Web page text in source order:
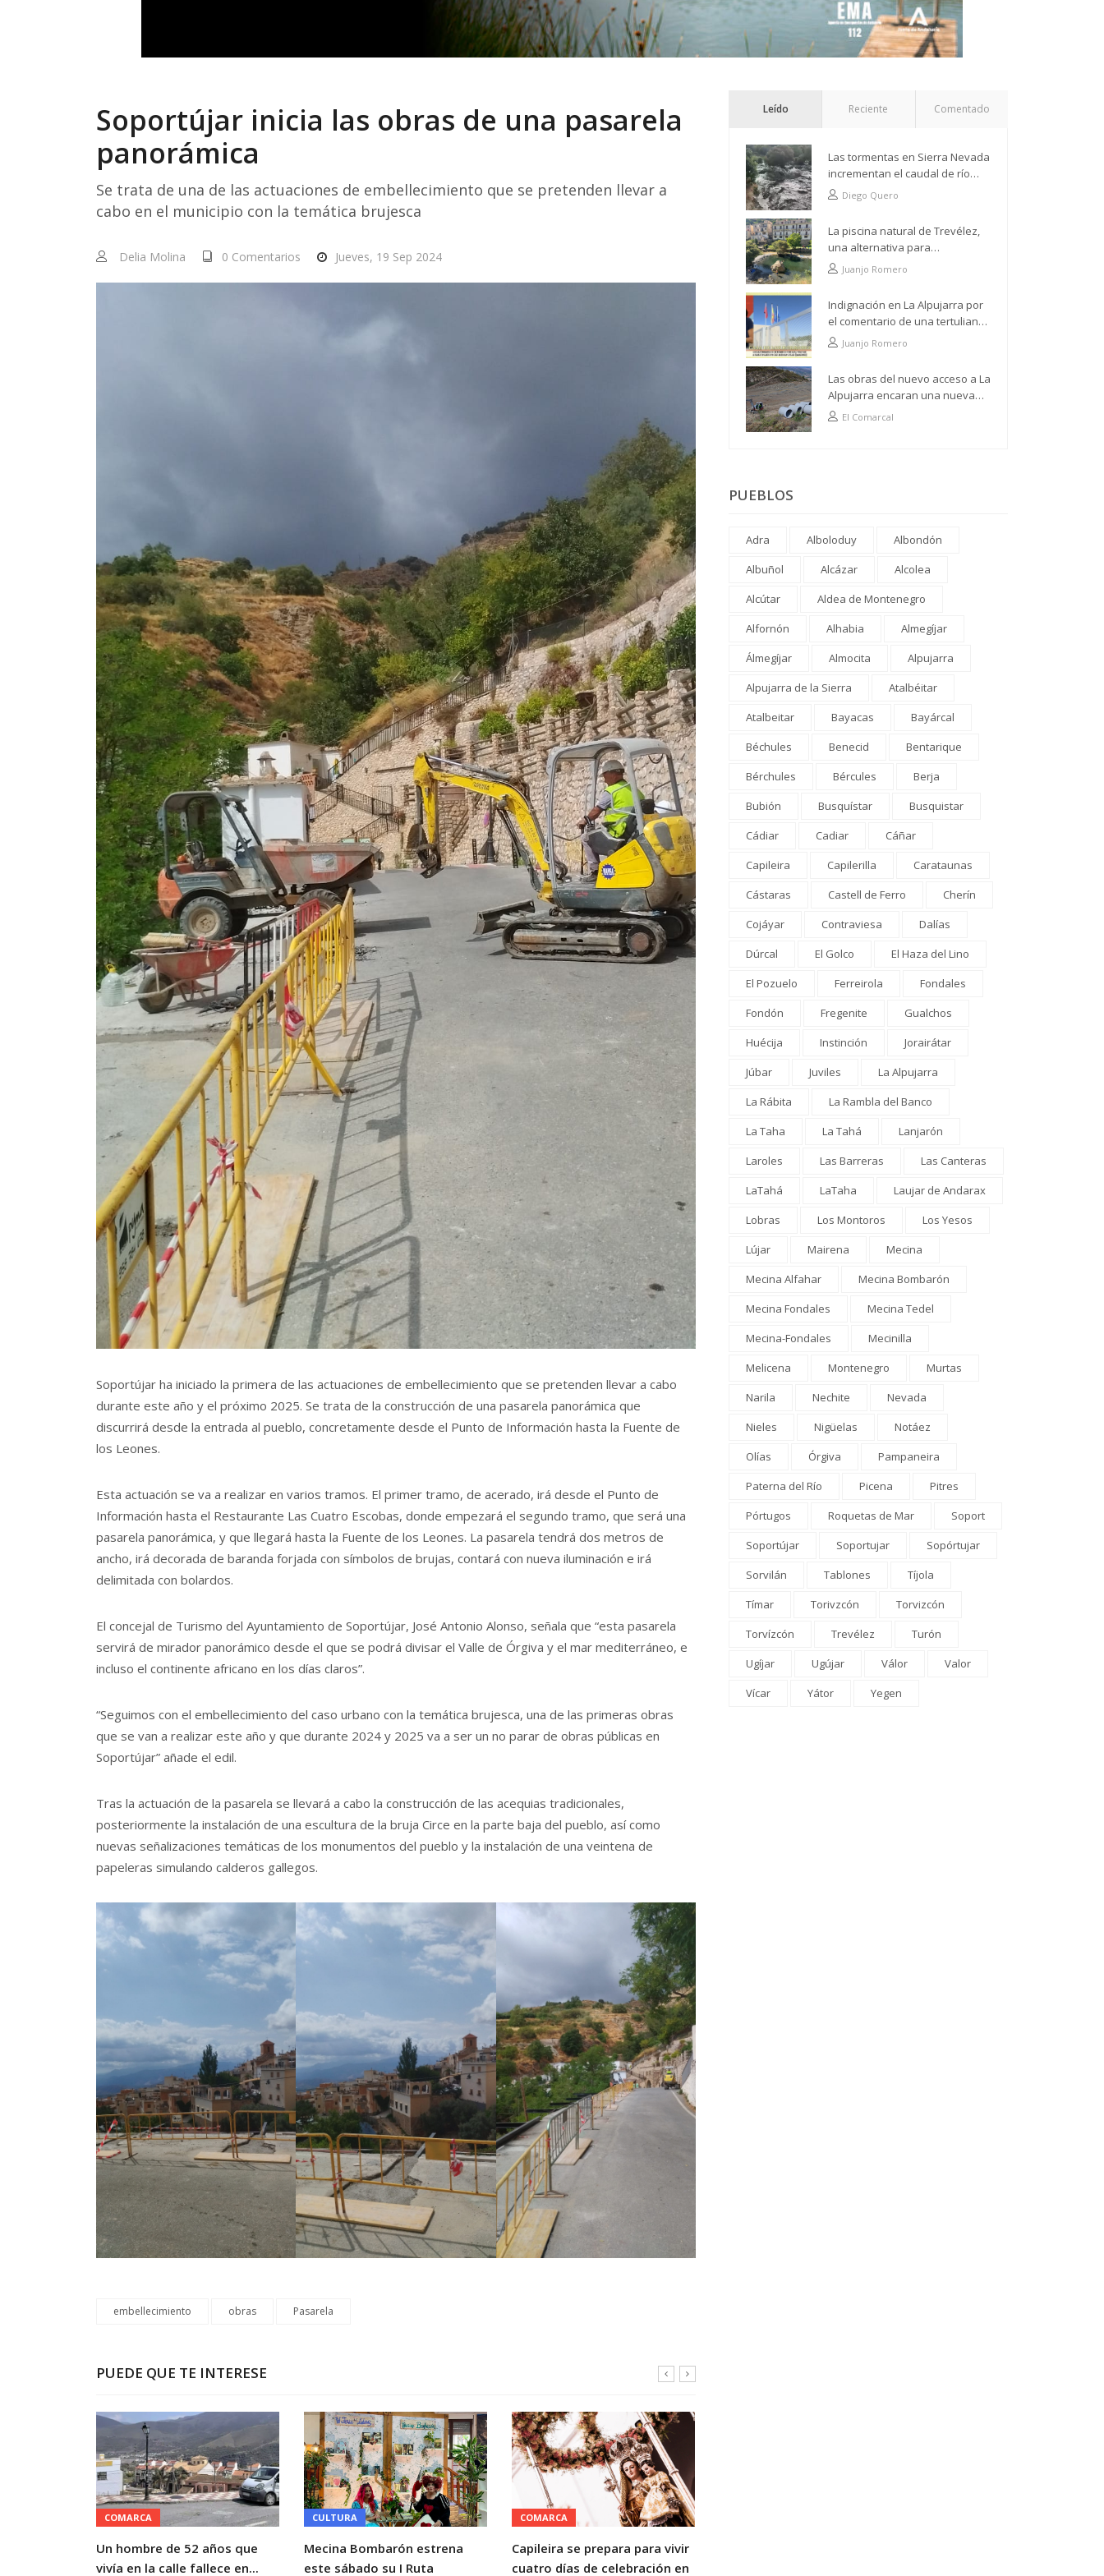
Soportújar inicia las obras de una pasarela
panorámica
Se trata de una de las actuaciones de embellecimiento que se pretenden llevar a
cabo en el municipio con la temática brujesca
Delia Molina 0 Comentarios Jueves, 19 Sep 2024
Soportújar ha iniciado la primera de las actuaciones de embellecimiento que se pretenden llevar a cabo
durante este año y el próximo 2025. Se trata de la construcción de una pasarela panorámica que
discurrirá desde la entrada al pueblo, concretamente desde el Punto de Información hasta la Fuente de
los Leones.
Esta actuación se va a realizar en varios tramos. El primer tramo, de acerado, irá desde el Punto de
Información hasta el Restaurante Las Cuatro Escobas, donde empezará el segundo tramo, que será una
pasarela panorámica, y que llegará hasta la Fuente de los Leones. La pasarela tendrá dos metros de
ancho, irá decorada de baranda forjada con símbolos de brujas, contará con nueva iluminación e irá
delimitada con bolardos.
El concejal de Turismo del Ayuntamiento de Soportújar, José Antonio Alonso, señala que “esta pasarela
servirá de mirador panorámico desde el que se podrá divisar el Valle de Órgiva y el mar mediterráneo, e
incluso el continente africano en los días claros”.
“Seguimos con el embellecimiento del caso urbano con la temática brujesca, una de las primeras obras
que se van a realizar este año y que durante 2024 y 2025 va a ser un no parar de obras públicas en
Soportújar” añade el edil.
Tras la actuación de la pasarela se llevará a cabo la construcción de las acequias tradicionales,
posteriormente la instalación de una escultura de la bruja Circe en la parte baja del pueblo, así como
nuevas señalizaciones temáticas de los monumentos del pueblo y la instalación de una veintena de
papeleras simulando calderos gallegos.
embellecimiento obras Pasarela
PUEDE QUE TE INTERESE
COMARCA
Un hombre de 52 años que
vivía en la calle fallece en...
CULTURA
Mecina Bombarón estrena
este sábado su I Ruta
COMARCA
Capileira se prepara para vivir
cuatro días de celebración en
Leído Reciente Comentado
Las tormentas en Sierra Nevada
incrementan el caudal de río
Grande a su paso por Trevélez
Diego Quero
La piscina natural de Trevélez,
una alternativa para
refrescarse desde lo más alto
Juanjo Romero
Indignación en La Alpujarra por
el comentario de una tertuliana
tras hacer alusión al
analfabetismo con la comarca
Juanjo Romero
Las obras del nuevo acceso a La
Alpujarra encaran una nueva
faseEl Comarcal
PUEBLOS
Adra Alboloduy
Albondón
Albuñol
Alcázar
Alcolea
Alcútar
Aldea de Montenegro
Alfornón
Alhabia
Almegíjar
Álmegíjar
Almocita
Alpujarra
Alpujarra de la Sierra
Atalbéitar
Atalbeitar
Bayacas
Bayárcal
Béchules
Benecid
Bentarique
Bérchules
Bércules
Berja
Bubión
Busquístar
Busquistar
Cádiar
Cadiar
Cáñar
Capileira
Capilerilla
Carataunas
Cástaras
Castell de Ferro
Cherín
Cojáyar
Contraviesa
Dalías
Dúrcal
El Golco
El Haza del Lino
El Pozuelo
Ferreirola
Fondales
Fondón
Fregenite
Gualchos
Huécija
Instinción
Jorairátar
Júbar
Juviles
La Alpujarra
La Rábita
La Rambla del Banco
La Taha
La Tahá
Lanjarón
Laroles
Las Barreras
Las Canteras
LaTahá
LaTaha
Laujar de Andarax
Lobras
Los Montoros
Los Yesos
Lújar
Mairena
Mecina
Mecina Alfahar
Mecina Bombarón
Mecina Fondales
Mecina Tedel
Mecina-Fondales
Mecinilla
Melicena
Montenegro
Murtas
Narila
Nechite
Nevada
Nieles
Nigüelas
Notáez
Olías
Órgiva
Pampaneira
Paterna del Río
Picena
Pitres
Pórtugos
Roquetas de Mar
Soport
Soportújar
Soportujar
Sopórtujar
Sorvilán
Tablones
Tíjola
Tímar
Torivzcón
Torvizcón
Torvízcón
Trevélez
Turón
Ugíjar
Ugújar Válor
Valor
Vícar
Yátor Yegen